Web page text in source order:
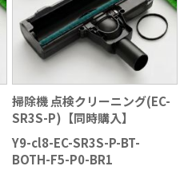
掃除機 点検クリーニング(EC-
SR3S-P)【同時購入】
Y9-cl8-EC-SR3S-P-BT-
BOTH-F5-P0-BR1